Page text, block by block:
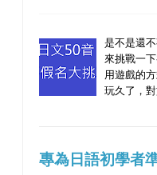
是不是還
來挑戰一
用遊戲的
玩久了，
專為日語初學者